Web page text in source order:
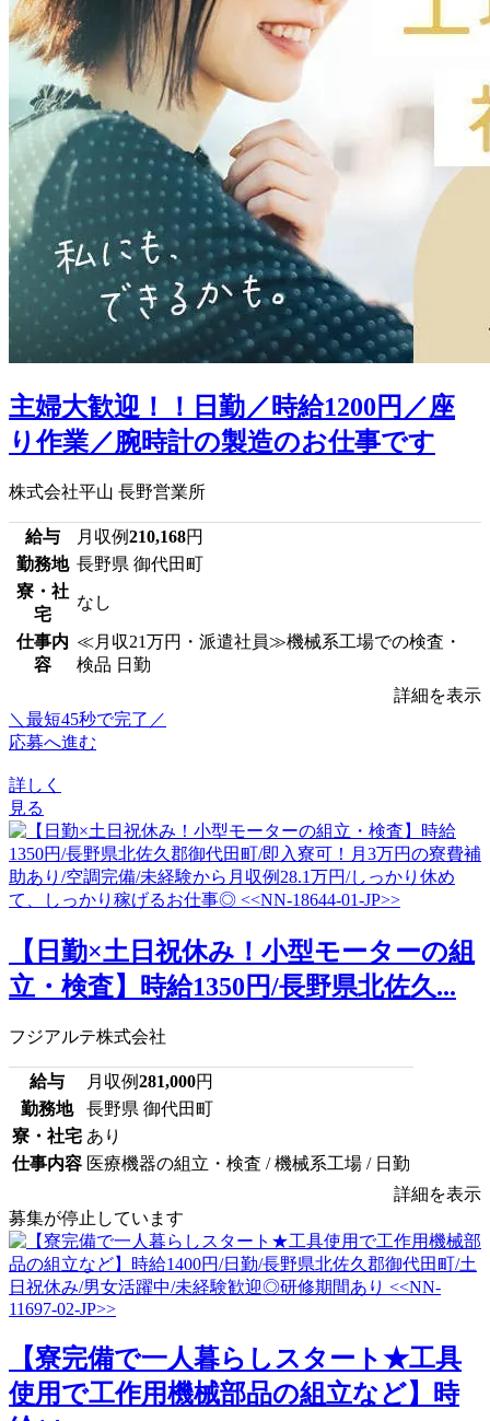
主婦大歓迎！！日勤／時給1200円／座
り作業／腕時計の製造のお仕事です
株式会社平山 長野営業所
給与 月収例210,168円
勤務地 長野県 御代田町
寮・社
宅
なし
仕事内
容
≪月収21万円・派遣社員≫機械系工場での検査・
検品 日勤
詳細を表示
＼最短45秒で完了／
応募へ進む
詳しく
見る
【日勤×土日祝休み！小型モーターの組
立・検査】時給1350円/長野県北佐久...
フジアルテ株式会社
給与 月収例281,000円
勤務地
長野県 御代田町
寮・社宅 あり
仕事内容 医療機器の組立・検査 / 機械系工場 / 日勤
詳細を表示
募集が停止しています
【寮完備で一人暮らしスタート★工具
使用で工作用機械部品の組立など】時